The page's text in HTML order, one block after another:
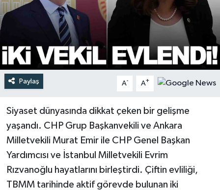
Paylaş A- A+
Siyaset dünyasında dikkat çeken bir gelişme
yaşandı. CHP Grup Başkanvekili ve Ankara
Milletvekili Murat Emir ile CHP Genel Başkan
Yardımcısı ve İstanbul Milletvekili Evrim
Rızvanoğlu hayatlarını birleştirdi. Çiftin evliliği,
TBMM tarihinde aktif görevde bulunan iki